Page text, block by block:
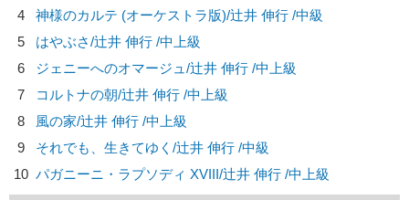
4
神様のカルテ (オーケストラ版)/辻井 伸行 /中級
5
はやぶさ/辻井 伸行 /中上級
6
ジェニーへのオマージュ/辻井 伸行 /中上級
7
コルトナの朝/辻井 伸行 /中上級
8
風の家/辻井 伸行 /中上級
9
それでも、生きてゆく/辻井 伸行 /中級
10 パガニーニ・ラプソディ XVIII/辻井 伸行 /中上級